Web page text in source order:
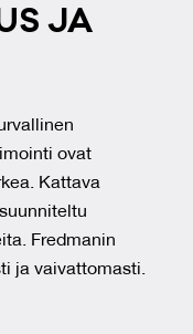
JA
ovat
Kattava
Fredmanin
ja vaivattomasti.